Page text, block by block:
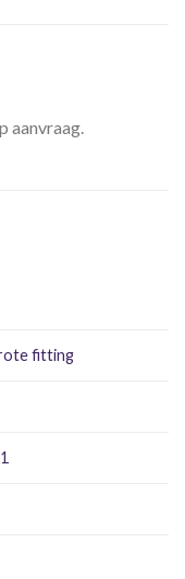
aanvraag.
fitting